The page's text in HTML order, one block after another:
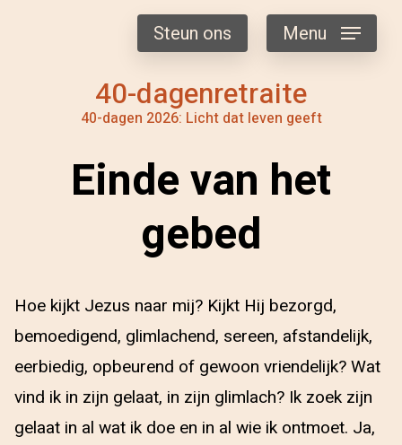
40-dagenretraite
40-dagen 2026: Licht dat leven geeft
Steun ons Menu
Einde van het
gebed
Hoe kijkt Jezus naar mij? Kijkt Hij bezorgd,
bemoedigend, glimlachend, sereen, afstandelijk,
eerbiedig, opbeurend of gewoon vriendelijk? Wat
vind ik in zijn gelaat, in zijn glimlach? Ik zoek zijn
gelaat in al wat ik doe en in al wie ik ontmoet. Ja,